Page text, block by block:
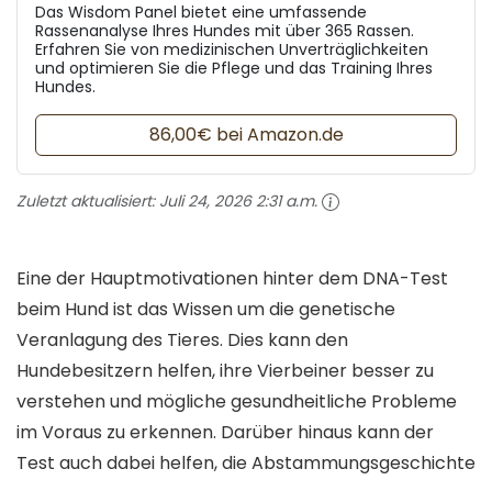
Das Wisdom Panel bietet eine umfassende
Rassenanalyse Ihres Hundes mit über 365 Rassen.
Erfahren Sie von medizinischen Unverträglichkeiten
und optimieren Sie die Pflege und das Training Ihres
Hundes.
86,00€ bei Amazon.de
Zuletzt aktualisiert: Juli 24, 2026 2:31 a.m.
Eine der Hauptmotivationen hinter dem DNA-Test
beim Hund ist das Wissen um die genetische
Veranlagung des Tieres. Dies kann den
Hundebesitzern helfen, ihre Vierbeiner besser zu
verstehen und mögliche gesundheitliche Probleme
im Voraus zu erkennen. Darüber hinaus kann der
Test auch dabei helfen, die Abstammungsgeschichte